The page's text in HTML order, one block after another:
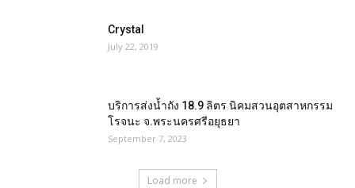
Crystal
July 22, 2019
บริการส่งน้ำถัง 18.9 ลิตร นิคมสวนอุตสาหกรรม
โรจนะ จ.พระนครศรีอยุธยา
September 7, 2023
Load more